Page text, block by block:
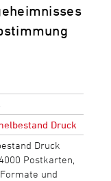
Druck
Druck
Postkarten,
und